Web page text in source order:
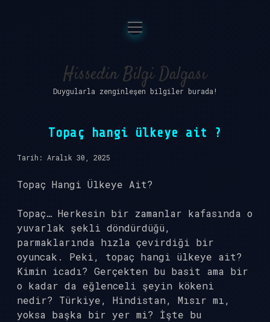
Anasayfa
Gizlilik Politikası
Yasal Uyarı
Hakkımızda
menüyü
aç
Hissedin Bilgi Dalgası
Duygularla zenginleşen bilgiler burada!
Topaç hangi ülkeye ait ?
Tarih: Aralık 30, 2025
Topaç Hangi Ülkeye Ait?
Topaç… Herkesin bir zamanlar kafasında o
yuvarlak şekli döndürdüğü,
parmaklarında hızla çevirdiği bir
oyuncak. Peki, topaç hangi ülkeye ait?
Kimin icadı? Gerçekten bu basit ama bir
o kadar da eğlenceli şeyin kökeni
nedir? Türkiye, Hindistan, Mısır mı,
yoksa başka bir yer mi? İşte bu